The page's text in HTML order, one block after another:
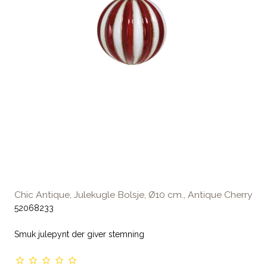
Chic Antique, Julekugle Bolsje, Ø10 cm., Antique Cherry
52068233
Smuk julepynt der giver stemning